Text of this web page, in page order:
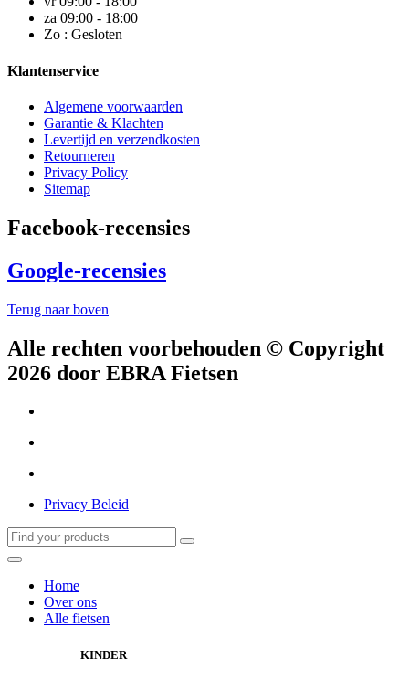
za 09:00 - 18:00
Zo : Gesloten
Klantenservice
Algemene voorwaarden
Garantie & Klachten
Levertijd en verzendkosten
Retourneren
Privacy Policy
Sitemap
Facebook-recensies
Google-recensies
Terug naar boven
Alle rechten voorbehouden © Copyright
2026 door EBRA Fietsen
Privacy Beleid
Home
Over ons
Alle fietsen
KINDER